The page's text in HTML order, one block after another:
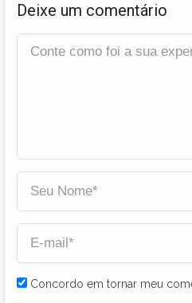
Deixe um comentário
Concordo em tornar meu